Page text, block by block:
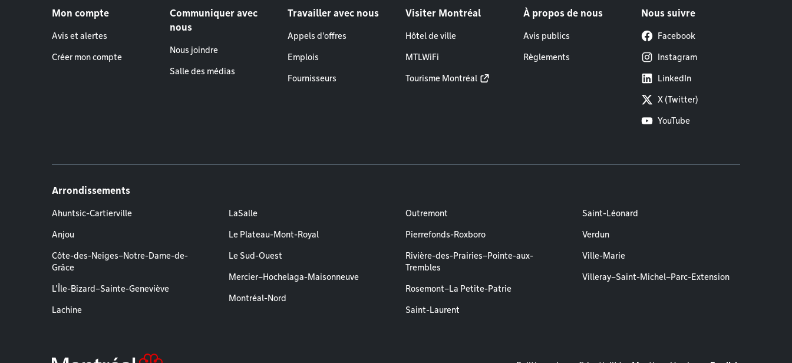
Mon compte
Avis et alertes
Créer mon compte
Communiquer avec
nous
Nous joindre
Salle des médias
Travailler avec nous
Appels d'offres
Emplois
Fournisseurs
Visiter Montréal
Hôtel de ville
MTLWiFi
Tourisme Montréal
À propos de nous
Avis publics
Règlements
Nous suivre
Facebook
Instagram
LinkedIn
X (Twitter)
YouTube
Arrondissements
Ahuntsic-Cartierville
Anjou
Côte-des-Neiges–Notre-Dame-de-
Grâce
L'Île-Bizard–Sainte-Geneviève
Lachine
LaSalle
Le Plateau-Mont-Royal
Le Sud-Ouest
Mercier–Hochelaga-Maisonneuve
Montréal-Nord
Outremont
Pierrefonds-Roxboro
Rivière-des-Prairies–Pointe-aux-
Trembles
Rosemont–La Petite-Patrie
Saint-Laurent
Saint-Léonard
Verdun
Ville-Marie
Villeray–Saint-Michel–Parc-Extension